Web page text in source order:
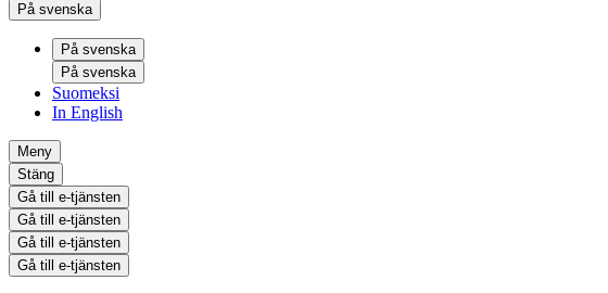
På svenska
På svenska
På svenska
Suomeksi
In English
Meny
Stäng
Gå till e-tjänsten
Gå till e-tjänsten
Gå till e-tjänsten
Gå till e-tjänsten